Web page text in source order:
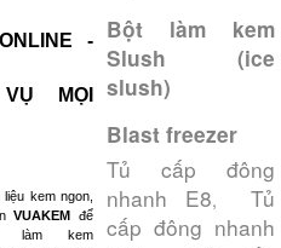
-
MỌI
kem ngon,
VUAKEM
để
làm kem
Bột làm kem
Slush (ice
slush)
Blast freezer
Tủ cấp đông
nhanh E8, Tủ
cấp đông nhanh